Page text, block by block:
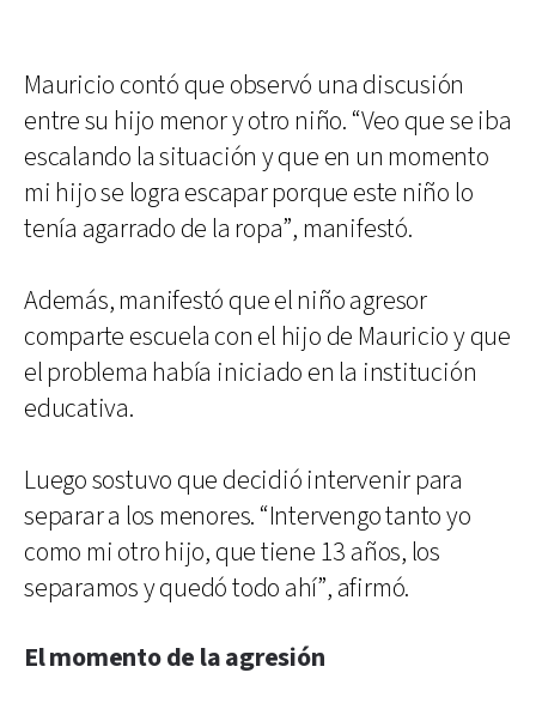
Mauricio contó que observó una discusión
entre su hijo menor y otro niño. “Veo que se iba
escalando la situación y que en un momento
mi hijo se logra escapar porque este niño lo
tenía agarrado de la ropa”, manifestó.
Además, manifestó que el niño agresor
comparte escuela con el hijo de Mauricio y que
el problema había iniciado en la institución
educativa.
Luego sostuvo que decidió intervenir para
separar a los menores. “Intervengo tanto yo
como mi otro hijo, que tiene 13 años, los
separamos y quedó todo ahí”, afirmó.
El momento de la agresión